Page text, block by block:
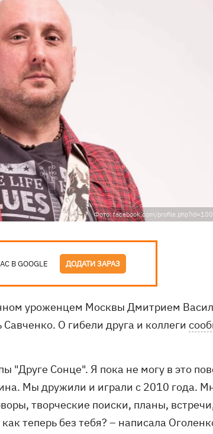
Фото: facebook.com/
В GOOGLE ДОДАТИ ЗАРАЗ
уроженцем Москвы Дмитрием
О гибели друга и коллеги
"Друге Сонце". Я пока не могу в это
Мы дружили и играли с 2010 года.
творческие поиски, планы,
теперь без тебя? – написала